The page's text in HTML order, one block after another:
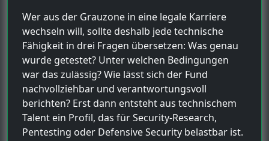
Wer aus der Grauzone in eine legale Karriere
wechseln will, sollte deshalb jede technische
Fähigkeit in drei Fragen übersetzen: Was genau
wurde getestet? Unter welchen Bedingungen
war das zulässig? Wie lässt sich der Fund
nachvollziehbar und verantwortungsvoll
berichten? Erst dann entsteht aus technischem
Talent ein Profil, das für Security-Research,
Pentesting oder Defensive Security belastbar ist.